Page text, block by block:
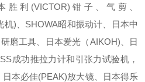
胜利(VICTOR)钳子、气剪、
)、SHOWA昭和振动计、日本中
磨工具、日本爱光（AIKOH)、日
成功推拉力计和引张力试验机，
本必佳(PEAK)放大镜、日本得乐